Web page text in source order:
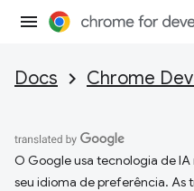
Docs Chrome
O Google usa tecnologia de
seu idioma de preferência. As